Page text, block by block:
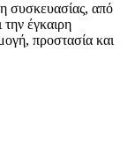
συσκευασίας, από
έγκαιρη
προστασία και